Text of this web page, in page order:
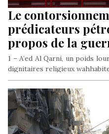
Le
prédicateurs
propos de la
1 – A’ed Al Qarni, un poids
dignitaires religieux